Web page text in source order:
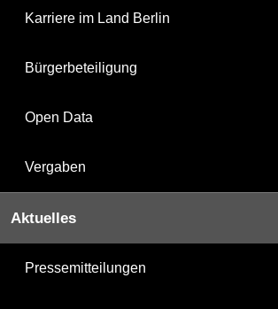
Karriere im Land Berlin
Bürgerbeteiligung
Open Data
Vergaben
Aktuelles
Pressemitteilungen